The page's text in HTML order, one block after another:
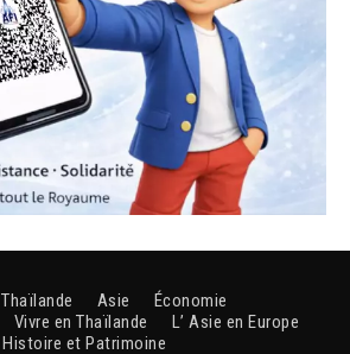
Thaïlande Asie
Économie
Vivre en Thaïlande
L’ Asie en Europe
Histoire et Patrimoine